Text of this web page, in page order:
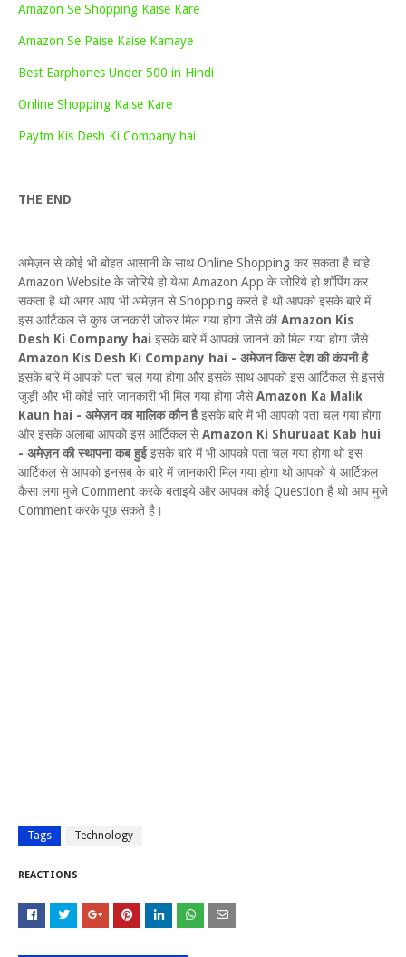
Amazon Se Shopping Kaise Kare
Amazon Se Paise Kaise Kamaye
Best Earphones Under 500 in Hindi
Online Shopping Kaise Kare
Paytm Kis Desh Ki Company hai
THE END
अमेज़न से कोई भी बोहत आसानी के साथ Online Shopping कर सकता है चाहे
Amazon Website के जोरिये हो येआ Amazon App के जोरिये हो शॉपिंग कर
सकता है थो अगर आप भी अमेज़न से Shopping करते है थो आपको इसके बारे में
इस आर्टिकल से कुछ जानकारी जोरुर मिल गया होगा जैसे कीAmazon Kis
Desh Ki Company hai इसके बारे में आपको जानने को मिल गया होगा जैसे
Amazon Kis Desh Ki Company hai - अमेजन किस देश की कंपनी है
इसके बारे में आपको पता चल गया होगा और इसके साथ आपको इस आर्टिकल से इससे
जुड़ी और भी कोई सारे जानकारी भी मिल गया होगा जैसेAmazon Ka Malik
Kaun hai - अमेज़न का मालिक कौन हैइसके बारे में भी आपको पता चल गया होगा
और इसके अलाबा आपको इस आर्टिकल सेAmazon Ki Shuruaat Kab hui
- अमेज़न की स्थापना कब हुईइसके बारे में भी आपको पता चल गया होगा थो इस
आर्टिकल से आपको इनसब के बारे में जानकारी मिल गया होगा थो आपको ये आर्टिकल
कैसा लगा मुजे Comment करके बताइये और आपका कोई Question है थो आप मुजे
Comment करके पूछ सकते है।
Tags Technology
REACTIONS